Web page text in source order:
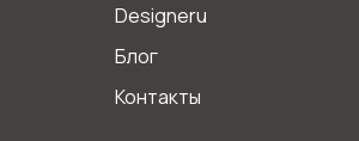
Designeru
Блог
Контакты